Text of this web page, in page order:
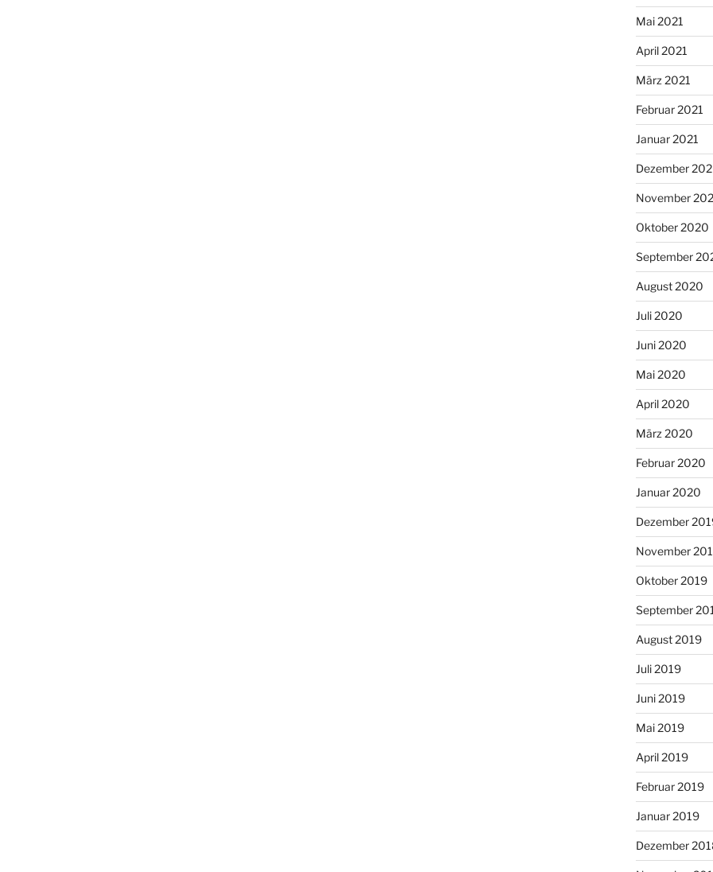
Mai 2021
April 2021
März 2021
Februar 2021
Januar 2021
Dezember
November
Oktober 2020
September
August 2020
Juli 2020
Juni 2020
Mai 2020
April 2020
März 2020
Februar 2020
Januar 2020
Dezember
November
Oktober 2019
September
August 2019
Juli 2019
Juni 2019
Mai 2019
April 2019
Februar 2019
Januar 2019
Dezember